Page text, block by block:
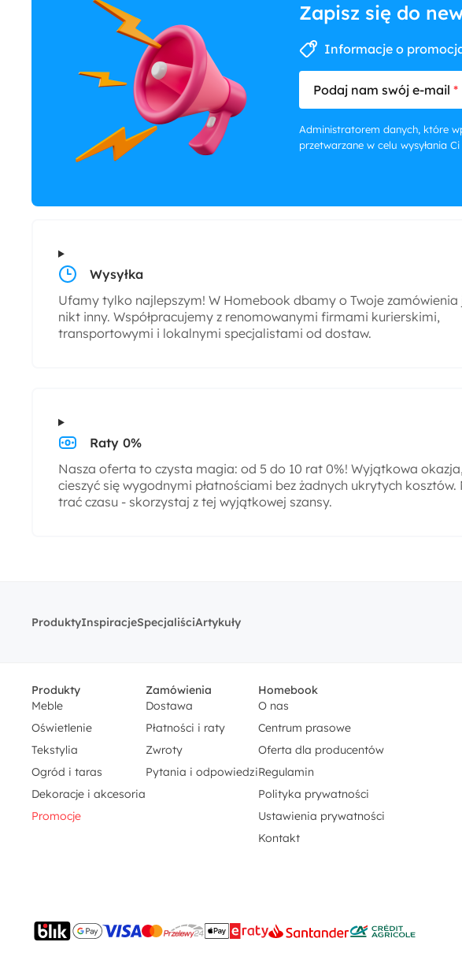
Zapisz się do
Informacje o
Podaj nam swój e-mail
Administratorem danych, które
przetwarzane w celu wysyłania
Wysyłka
Ufamy tylko najlepszym! W Homebook dbamy o Twoje zamówienia
nikt inny. Współpracujemy z renomowanymi firmami kurierskimi,
transportowymi i lokalnymi specjalistami od dostaw.
Raty 0%
Nasza oferta to czysta magia: od 5 do 10 rat 0%! Wyjątkowa
cieszyć się wygodnymi płatnościami bez żadnych ukrytych kosztów.
trać czasu - skorzystaj z tej wyjątkowej szansy.
ProduktyInspiracjeSpecjaliściArtykuły
Produkty
Meble
Oświetlenie
Tekstylia
Ogród i taras
Dekoracje i akcesoria
Promocje
Zamówienia
Dostawa
Płatności i raty
Zwroty
Pytania i odpowiedzi
Homebook
O nas
Centrum prasowe
Oferta dla producentów
Regulamin
Polityka prywatności
Ustawienia prywatności
Kontakt